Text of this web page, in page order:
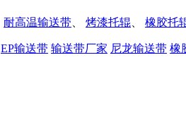
耐高温输送带 烤漆托辊 橡胶托
EP输送带 输送带厂家 尼龙输送带 橡